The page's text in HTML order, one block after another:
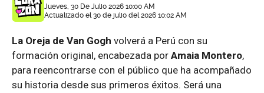
Jueves, 30 De Julio 2026 10:00 AM
Actualizado el 30 de julio del 2026 10:02 AM
La Oreja de Van Gogh volverá a Perú con su
formación original, encabezada por Amaia Montero,
para reencontrarse con el público que ha acompañado
su historia desde sus primeros éxitos. Será una